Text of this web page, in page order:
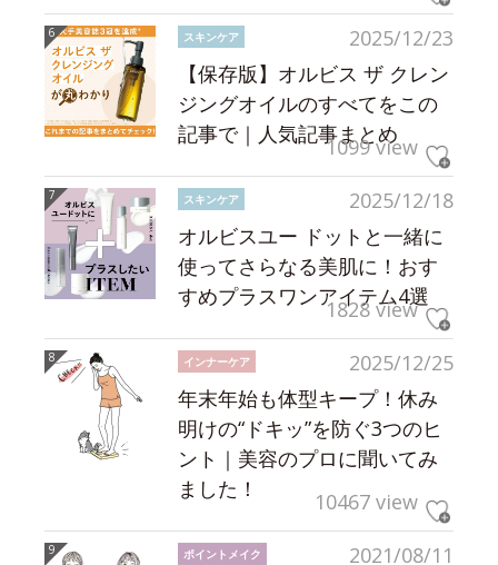
2025/12/23
スキンケア
【保存版】オルビス ザ クレン
ジングオイルのすべてをこの
記事で｜人気記事まとめ
1099 view
2025/12/18
スキンケア
オルビスユー ドットと一緒に
使ってさらなる美肌に！おす
すめプラスワンアイテム4選
1828 view
2025/12/25
インナーケア
年末年始も体型キープ！休み
明けの“ドキッ”を防ぐ3つのヒ
ント｜美容のプロに聞いてみ
ました！
10467 view
2021/08/11
ポイントメイク